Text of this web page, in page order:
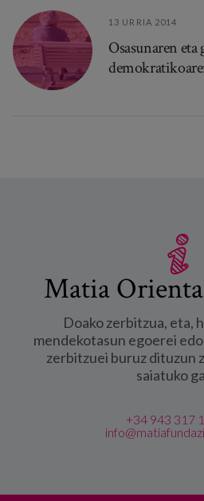
13 URRIA 2014
Osasunaren eta
Matia
Doako zerbitzua, eta,
mendekotasun egoerei
zerbitzuei buruz dituzun
saiatuko
+34 943 317